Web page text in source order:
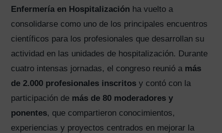
Enfermería en Hospitalización ha vuelto a
consolidarse como uno de los principales encuentros
científicos para los profesionales que desarrollan su
actividad en las unidades de hospitalización. Durante
cuatro intensas jornadas, el congreso reunió a más
de 2.000 profesionales inscritos y contó con la
participación de más de 80 moderadores y
ponentes, que compartieron conocimientos,
experiencias y proyectos centrados en mejorar la